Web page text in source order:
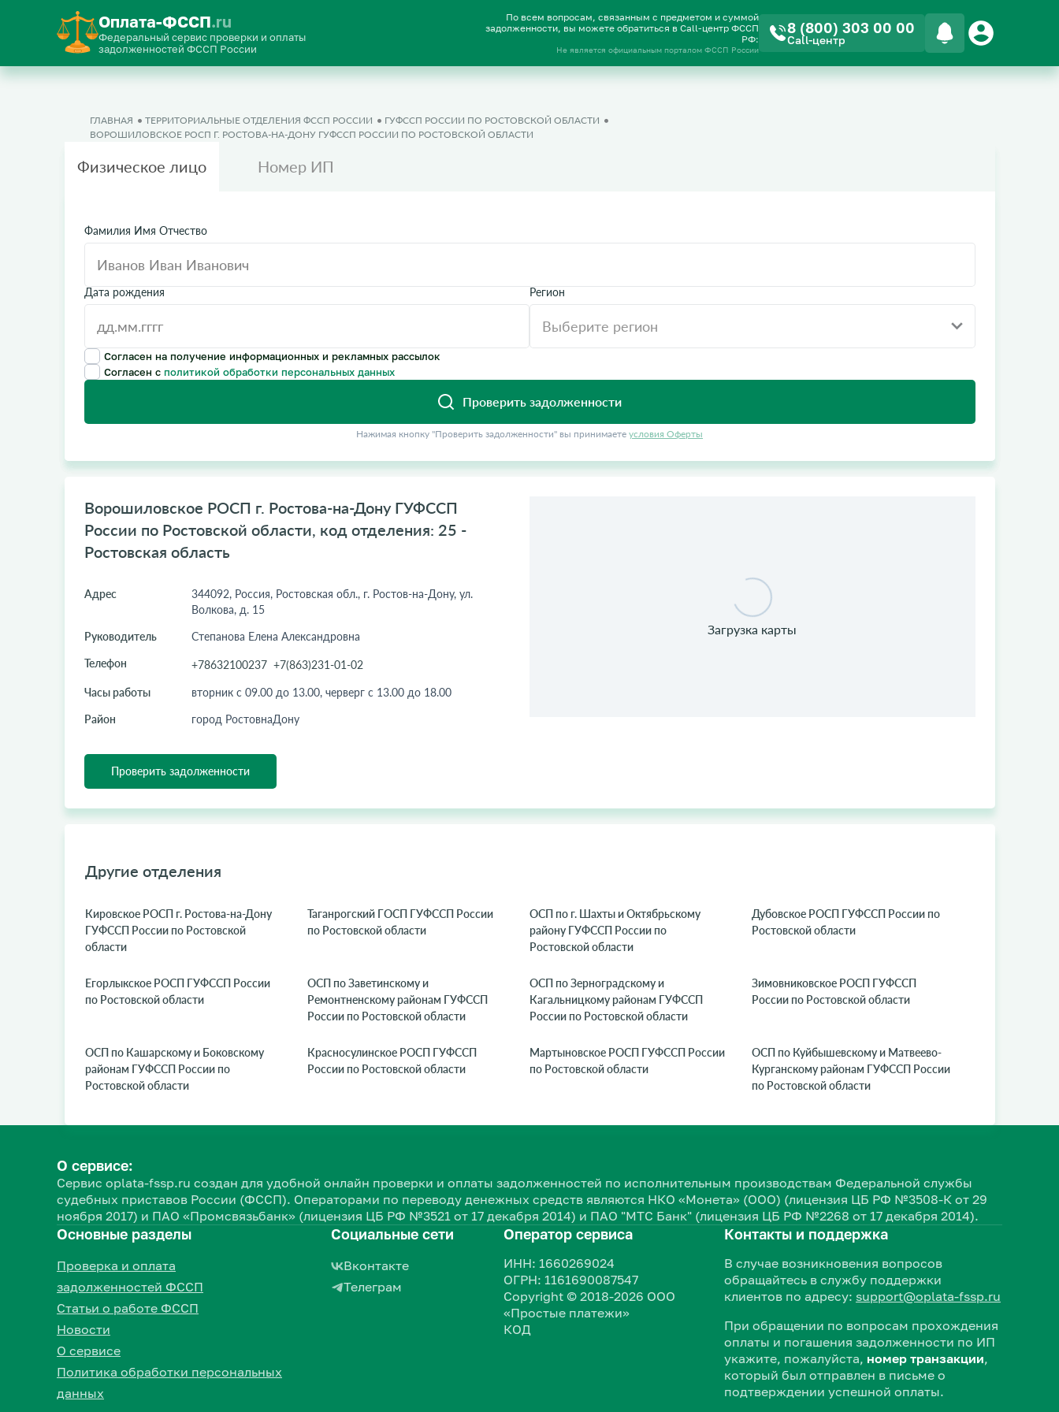
Оплата-ФССП.ru
Федеральный сервис проверки и оплаты
задолженностей ФССП России
По всем вопросам, связанным с предметом и суммой
задолженности, вы можете обратиться в Call-центр ФССП
РФ:
Не является официальным порталом ФССП России
8 (800) 303 00 00
Call-центр
ГЛАВНАЯ ТЕРРИТОРИАЛЬНЫЕ ОТДЕЛЕНИЯ ФССП РОССИИ
ГУФССП РОССИИ ПО РОСТОВСКОЙ ОБЛАСТИ
ВОРОШИЛОВСКОЕ РОСП Г. РОСТОВА-НА-ДОНУ ГУФССП РОССИИ ПО РОСТОВСКОЙ ОБЛАСТИ
Физическое лицо Номер ИП
Фамилия Имя Отчество
Дата рождения Регион
Согласен на получение информационных и рекламных рассылок
Согласен с политикой обработки персональных данных
Проверить задолженности
Нажимая кнопку "Проверить задолженности" вы принимаете условия Оферты
Ворошиловское РОСП г. Ростова-на-Дону ГУФССП
России по Ростовской области, код отделения: 25 -
Ростовская область
Адрес
344092, Россия, Ростовская обл., г. Ростов-на-Дону, ул.
Волкова, д. 15
Руководитель
Степанова Елена Александровна
Телефон
+78632100237 +7(863)231-01-02
Часы работы
вторник с 09.00 до 13.00, черверг с 13.00 до 18.00
Район
город РостовнаДону
Проверить задолженности
Другие отделения
Кировское РОСП г. Ростова-на-Дону
ГУФССП России по Ростовской
области
Таганрогский ГОСП ГУФССП России
по Ростовской области
ОСП по г. Шахты и Октябрьскому
району ГУФССП России по
Ростовской области
Дубовское РОСП ГУФССП России по
Ростовской области
Егорлыкское РОСП ГУФССП России
по Ростовской области
ОСП по Заветинскому и
Ремонтненскому районам ГУФССП
России по Ростовской области
ОСП по Зерноградскому и
Кагальницкому районам ГУФССП
России по Ростовской области
Зимовниковское РОСП ГУФССП
России по Ростовской области
ОСП по Кашарскому и Боковскому
районам ГУФССП России по
Ростовской области
Красносулинское РОСП ГУФССП
России по Ростовской области
Мартыновское РОСП ГУФССП России
по Ростовской области
ОСП по Куйбышевскому и Матвеево-
Курганскому районам ГУФССП России
по Ростовской области
О сервисе:
Сервис oplata-fssp.ru создан для удобной онлайн проверки и оплаты задолженностей по исполнительным производствам Федеральной службы
судебных приставов России (ФССП). Операторами по переводу денежных средств являются НКО «Монета» (ООО) (лицензия ЦБ РФ №3508-К от 29
ноября 2017) и ПАО «Промсвязьбанк» (лицензия ЦБ РФ №3521 от 17 декабря 2014) и ПАО "МТС Банк" (лицензия ЦБ РФ №2268 от 17 декабря 2014).
Основные разделы
Проверка и оплата
задолженностей ФССП
Статьи о работе ФССП
Новости
О сервисе
Политика обработки персональных
данных
Социальные сети
Вконтакте
Телеграм
Оператор сервиса
ИНН: 1660269024
ОГРН: 1161690087547
Copyright © 2018-2026 ООО
«Простые платежи»
КОД
Контакты и поддержка
В случае возникновения вопросов
обращайтесь в службу поддержки
клиентов по адресу: support@oplata-fssp.ru
При обращении по вопросам прохождения
оплаты и погашения задолженности по ИП
укажите, пожалуйста, номер транзакции,
который был отправлен в письме о
подтверждении успешной оплаты.